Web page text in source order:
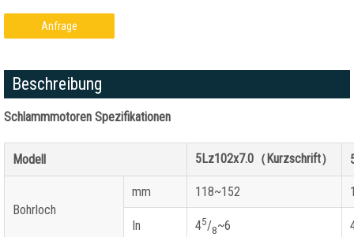
Anfrage
Beschreibung
Schlammmotoren Spezifikationen
Modell 5Lz102x7.0 （Kurzschrift）
Bohrloch
mm 118~152
In 45/8~6